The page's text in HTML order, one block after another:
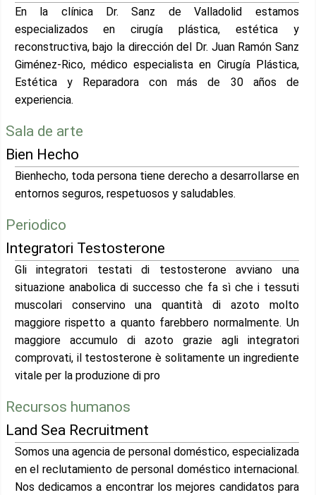
En la clínica Dr. Sanz de Valladolid estamos
especializados en cirugía plástica, estética y
reconstructiva, bajo la dirección del Dr. Juan Ramón Sanz
Giménez-Rico, médico especialista en Cirugía Plástica,
Estética y Reparadora con más de 30 años de
experiencia.
Sala de arte
Bien Hecho
Bienhecho, toda persona tiene derecho a desarrollarse en
entornos seguros, respetuosos y saludables.
Periodico
Integratori Testosterone
Gli integratori testati di testosterone avviano una
situazione anabolica di successo che fa sì che i tessuti
muscolari conservino una quantità di azoto molto
maggiore rispetto a quanto farebbero normalmente. Un
maggiore accumulo di azoto grazie agli integratori
comprovati, il testosterone è solitamente un ingrediente
vitale per la produzione di pro
Recursos humanos
Land Sea Recruitment
Somos una agencia de personal doméstico, especializada
en el reclutamiento de personal doméstico internacional.
Nos dedicamos a encontrar los mejores candidatos para